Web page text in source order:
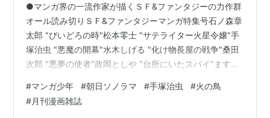
●マンガ界の一流作家が描くＳＦ&ファンタジーの力作群
オール読み切りＳＦ&ファンタジーマンガ特集号石ノ森章
太郎 "びいどろの時"松本零士 "サテライター火星令嬢"手
塚治虫 "悪魔の開幕"水木しげる "化け物長屋の戦争"桑田
次郎 "悪夢の使者"政岡としや "台所にいたスパイ"ますむ
もと太郎 勝川克志 谷岡ヤスジ 秋竜山 月刊マンガ少年
(1978年11月増刊号オール読み切り) 作者:村山 実 メディ
#マンガ少年 #朝日ソノラマ #手塚治虫 #火の鳥
#月刊漫画雑誌